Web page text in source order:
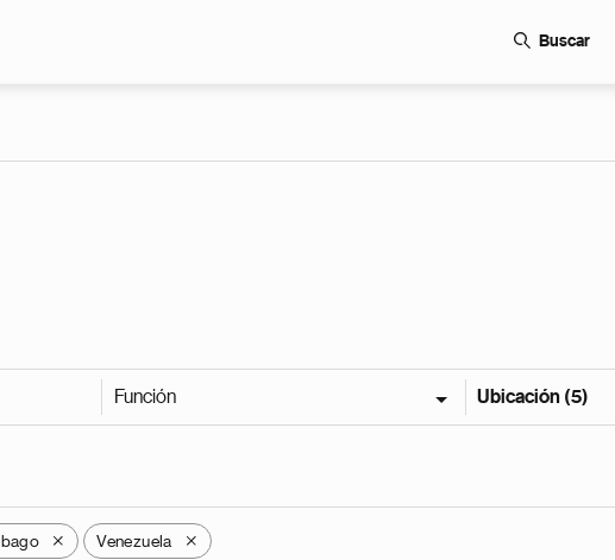
Buscar
Función Ubicación (5)
X Venezuela X